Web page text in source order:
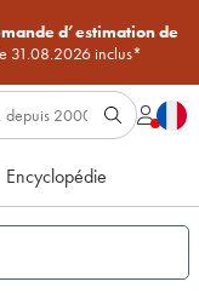
d’estimation de
31.08.2026 inclus*
Encyclopédie